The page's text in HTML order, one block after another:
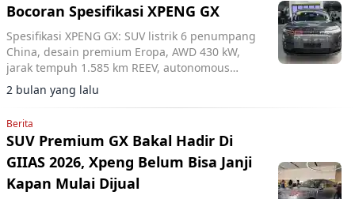
Bocoran Spesifikasi XPENG GX
Spesifikasi XPENG GX: SUV listrik 6 penumpang
China, desain premium Eropa, AWD 430 kW,
jarak tempuh 1.585 km REEV, autonomous
driving level 4.
2 bulan yang lalu
Berita
SUV Premium GX Bakal Hadir Di
GIIAS 2026, Xpeng Belum Bisa Janji
Kapan Mulai Dijual